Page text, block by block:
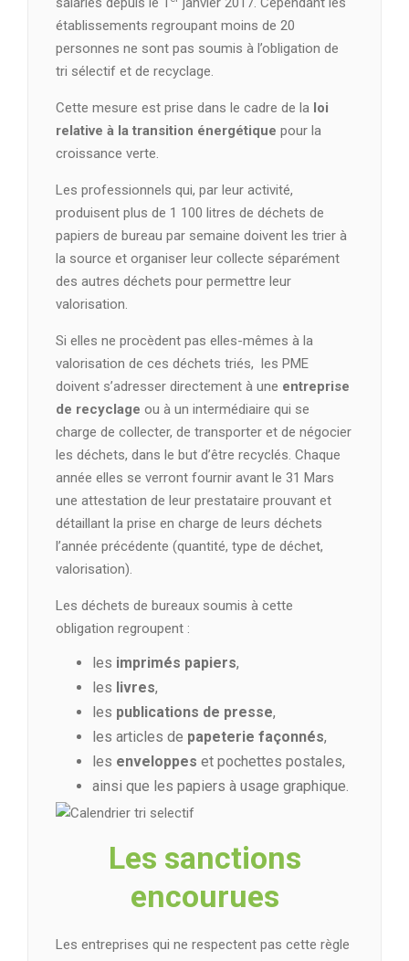
établissements regroupant moins de 20
personnes ne sont pas soumis à l’obligation de
tri sélectif et de recyclage.
Cette mesure est prise dans le cadre de la loi
relative à la transition énergétique pour la
croissance verte.
Les professionnels qui, par leur activité,
produisent plus de 1 100 litres de déchets de
papiers de bureau par semaine doivent les trier à
la source et organiser leur collecte séparément
des autres déchets pour permettre leur
valorisation.
Si elles ne procèdent pas elles-mêmes à la
valorisation de ces déchets triés, les PME
doivent s’adresser directement à une entreprise
de recyclage ou à un intermédiaire qui se
charge de collecter, de transporter et de négocier
les déchets, dans le but d’être recyclés. Chaque
année elles se verront fournir avant le 31 Mars
une attestation de leur prestataire prouvant et
détaillant la prise en charge de leurs déchets
l’année précédente (quantité, type de déchet,
valorisation).
Les déchets de bureaux soumis à cette
obligation regroupent :
les imprimés papiers,
les livres,
les publications de presse,
les articles de papeterie façonnés,
les enveloppes et pochettes postales,
ainsi que les papiers à usage graphique.
Les sanctions
encourues
Les entreprises qui ne respectent pas cette règle